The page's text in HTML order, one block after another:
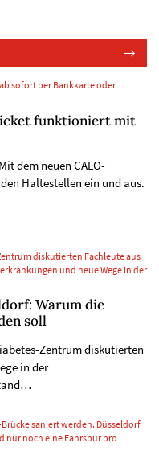
sofort per Bankkarte oder
funktioniert mit
dem neuen CALO-
Haltestellen ein und aus.
diskutierten Fachleute aus
und neue Wege in der
Warum die
soll
Zentrum diskutierten
in der
saniert werden. Düsseldorf
nur noch eine Fahrspur pro